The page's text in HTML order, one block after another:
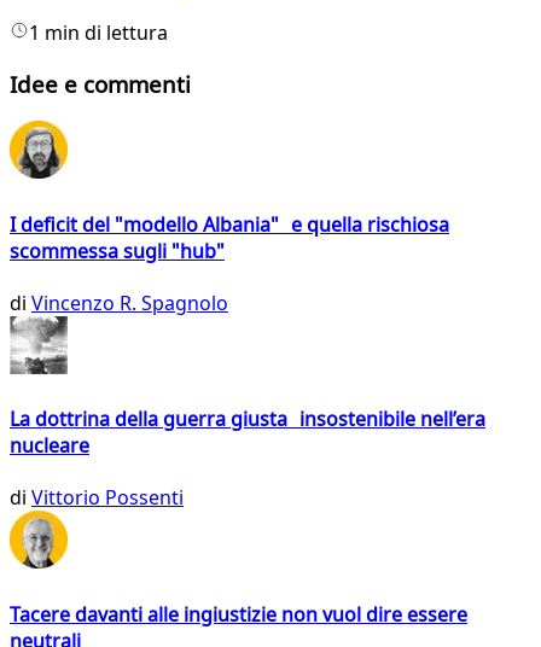
1 min di lettura
Idee e commenti
I deficit del "modello Albania" e quella rischiosa
scommessa sugli "hub"
di Vincenzo R. Spagnolo
La dottrina della guerra giusta insostenibile nell’era
nucleare
di Vittorio Possenti
Tacere davanti alle ingiustizie non vuol dire essere
neutrali